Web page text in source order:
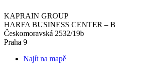
KAPRAIN GROUP
HARFA BUSINESS CENTER – B
Českomoravská 2532/19b
Praha 9
Najít na mapě